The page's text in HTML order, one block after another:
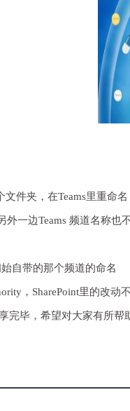
件夹，在Teams里重命
一边Teams 频道名称
自带的那个频道的命名
，SharePoint里的改
完毕，希望对大家有所帮